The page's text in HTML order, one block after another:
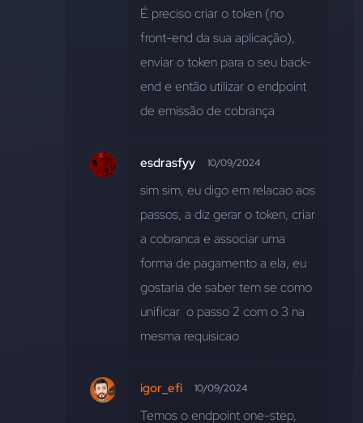
É preciso criar o token (no
front-end da sua aplicação),
enviar o token para o seu back-
end e então utilizar o endpoint
de emissão de cobrança
esdrasfyy 10/09/2024
sim sim, eu digo em relacao aos
passos, a diz gerar o token, criar
a cobranca e associar uma
forma de pagamento a ela, eu
gostaria de saber tem se como
unificar  o passo 2 com o 3 na
mesma requisicao
igor_efi 10/09/2024
Temos o endpoint one-step,